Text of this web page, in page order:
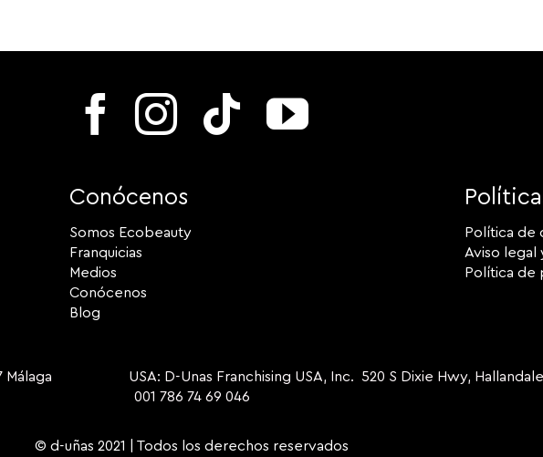
Conócenos
Somos Ecobeauty
Franquicias
Medios
Conócenos
Blog
Política de
Aviso legal
Política de
Málaga USA: D-Unas Franchising USA, Inc. 520 S Dixie Hwy,
001 786 74 69 046
© d-uñas 2021 | Todos los derechos reservados